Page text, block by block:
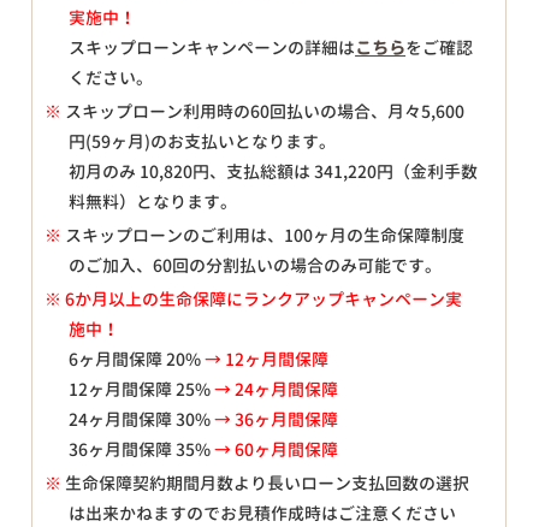
実施中！
スキップローンキャンペーンの詳細はこちらをご確認
ください。
※ スキップローン利用時の60回払いの場合、月々5,600
円(59ヶ月)のお支払いとなります。
初月のみ 10,820円、支払総額は341,220円（金利手数
料無料）となります。
※ スキップローンのご利用は、100ヶ月の生命保障制度
のご加入、60回の分割払いの場合のみ可能です。
※ 6か月以上の生命保障にランクアップキャンペーン実
施中！
6ヶ月間保障 20%→ 12ヶ月間保障
12ヶ月間保障 25%→ 24ヶ月間保障
24ヶ月間保障 30%→ 36ヶ月間保障
36ヶ月間保障 35%→ 60ヶ月間保障
※ 生命保障契約期間月数より長いローン支払回数の選択
は出来かねますのでお見積作成時はご注意ください